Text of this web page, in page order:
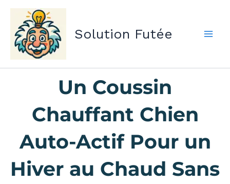
Aller
contenu
Solution Futée
Un Coussin
Chauffant Chien
Auto-Actif Pour un
Hiver au Chaud Sans